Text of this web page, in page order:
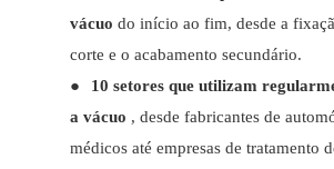
vácuo do início ao fim, desde a
corte e o acabamento secundário.
●
10 setores que utilizam
a vácuo , desde fabricantes de
médicos até empresas de tratamento